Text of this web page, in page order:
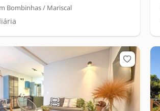
Bombinhas / Mariscal